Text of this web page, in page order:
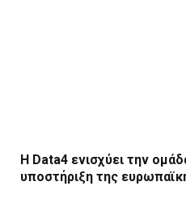
Η Data4 ενισχύει την
υποστήριξη της